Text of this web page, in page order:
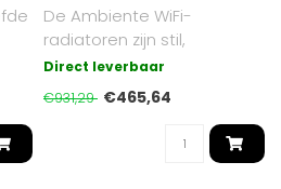
De Ambiente WiFi-
radiatoren zijn stil,
energiezuinig en eenvoudig
te installeren..
Direct leverbaar
€931,29 €465,64